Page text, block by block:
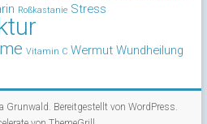
Roßkastanie Stress
Vitamin C Wermut Wundheilung
Grunwald . Bereitgestellt vonWordPress